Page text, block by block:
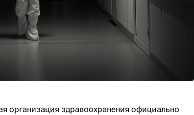
организация здравоохранения официально